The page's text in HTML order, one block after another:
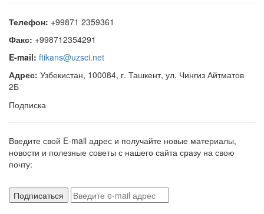
Телефон: +99871 2359361
Факс: +998712354291
E-mail: ftikans@uzsci.net
Адрес: Узбекистан, 100084, г. Ташкент, ул. Чингиз Айтматов
2Б
Подписка
Введите свой E-mail адрес и получайте новые материалы,
новости и полезные советы с нашего сайта сразу на свою
почту: